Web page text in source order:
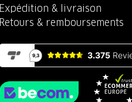
Expédition & livraison
Retours & remboursements